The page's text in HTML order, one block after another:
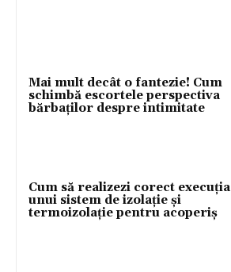
Mai mult decât o fantezie! Cum
schimbă escortele perspectiva
bărbaților despre intimitate
Cum să realizezi corect execuția
unui sistem de izolație și
termoizolație pentru acoperiș